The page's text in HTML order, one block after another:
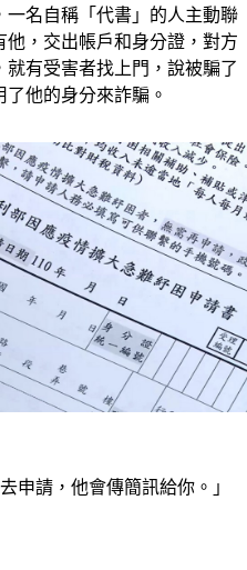
名自稱「代書」的人主動聯
，交出帳戶和身分證，對方
有受害者找上門，說被騙了
他的身分來詐騙。
申請，他會傳簡訊給你。」